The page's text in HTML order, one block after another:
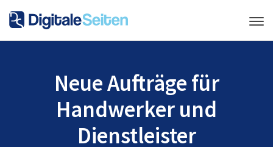
Neue Aufträge für
Handwerker und
Dienstleister